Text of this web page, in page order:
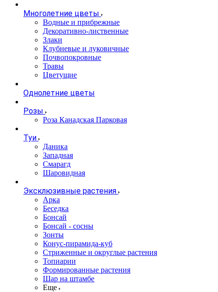
Многолетние цветы
Водные и прибрежные
Декоративно-лиственные
Злаки
Клубневые и луковичные
Почвопокровные
Травы
Цветущие
Однолетние цветы
Розы
Роза Канадская Парковая
Туи
Даника
Западная
Смарагд
Шаровидная
Эксклюзивные растения
Арка
Беседка
Бонсай
Бонсай - сосны
Зонты
Конус-пирамида-куб
Стриженные и округлые растения
Топиарии
Формированные растения
Шар на штамбе
Еще